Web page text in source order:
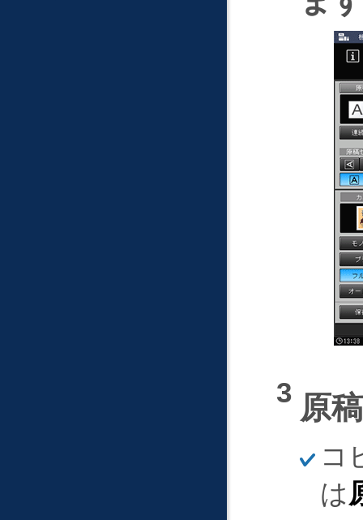
原
コ
は